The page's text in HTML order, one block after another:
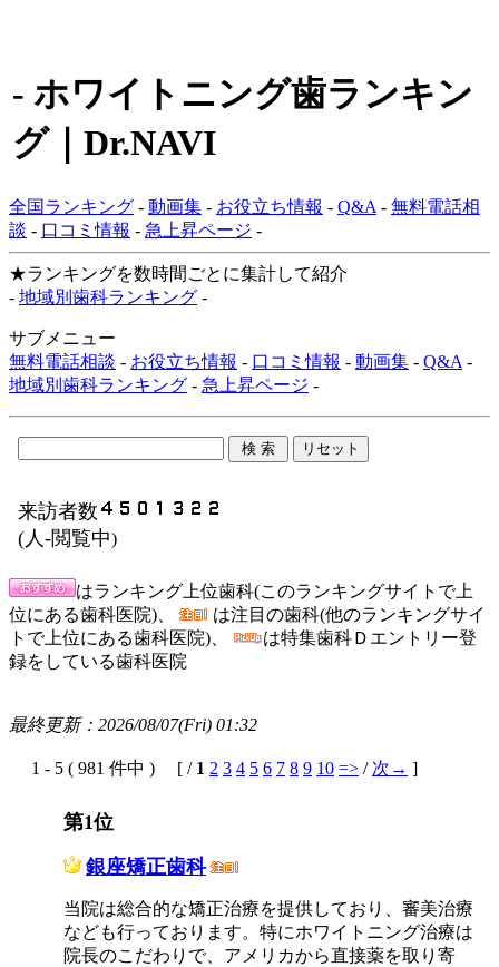
- ホワイトニング歯ランキン
グ｜Dr.NAVI
全国ランキング - 動画集 - お役立ち情報 - Q&A - 無料電話相
談 - 口コミ情報 - 急上昇ページ -
★ランキングを数時間ごとに集計して紹介
- 地域別歯科ランキング -
サブメニュー
無料電話相談 - お役立ち情報 - 口コミ情報 - 動画集 - Q&A -
地域別歯科ランキング - 急上昇ページ -
来訪者数
(人-閲覧中)
はランキング上位歯科(このランキングサイトで上
位にある歯科医院)、
は注目の歯科(他のランキングサイ
トで上位にある歯科医院)、
は特集歯科Ｄエントリー登
録をしている歯科医院
最終更新：2026/08/07(Fri) 01:32
1 - 5 ( 981 件中 ) [ / 1 2 3 4 5 6 7 8 9 10 => / 次→ ]
第1位
銀座矯正歯科
当院は総合的な矯正治療を提供しており、審美治療
なども行っております。特にホワイトニング治療は
院長のこだわりで、アメリカから直接薬を取り寄